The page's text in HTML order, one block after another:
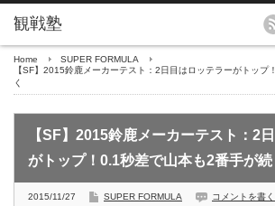
Home
SUPER FORMULA
【SF】2015鈴鹿メーカーテスト：2日目はロッテラーがトップ
く
【SF】2015鈴鹿メーカーテスト：2
がトップ！0.1秒差で山本も2番手が続
2015/11/27 SUPER FORMULA コメントを書く